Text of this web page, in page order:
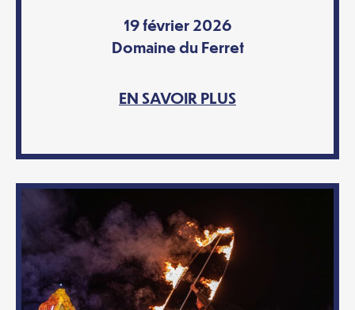
19 février 2026
Domaine du Ferret
EN SAVOIR PLUS